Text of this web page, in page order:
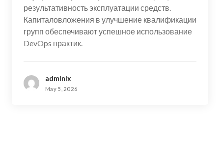
результативность эксплуатации средств.
Капиталовложения в улучшение квалификации
групп обеспечивают успешное использование
DevOps практик.
admlnlx
May 5, 2026